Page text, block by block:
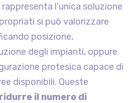
l’unica soluzione
si può valorizzare
posizione,
degli impianti, oppure
protesica capace di
disponibili. Queste
ridurre il numero di